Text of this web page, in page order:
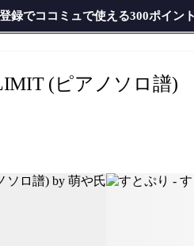
録でココミュで使える300ポイン
(ピアノソロ譜)